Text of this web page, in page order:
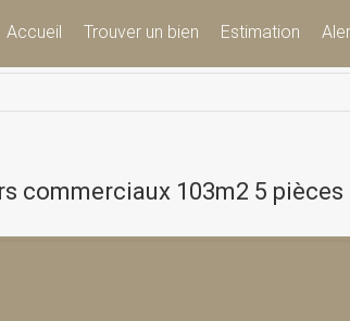
Accueil Trouver un bien Estimation
commerciaux 103m2 5 pièces